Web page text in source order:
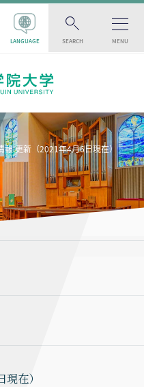
LANGUAGE SEARCH MENU
報 更新（2021年4月6日現在）
在）